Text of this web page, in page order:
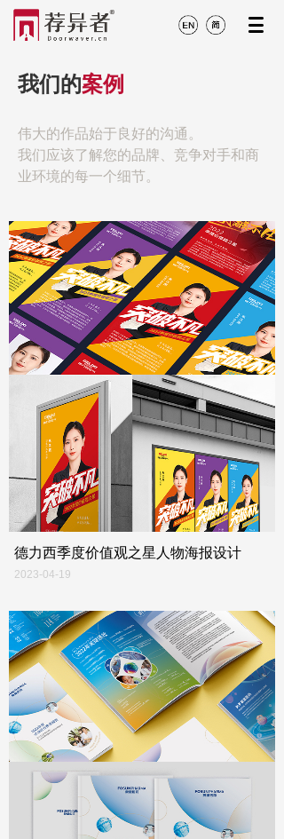
伟大的作品始于良好的沟通。
我们应该了解您的品牌、竞争对手和商
业环境的每一个细节。
我们的案例
德力西季度价值观之星人物海报设计
2023-04-19